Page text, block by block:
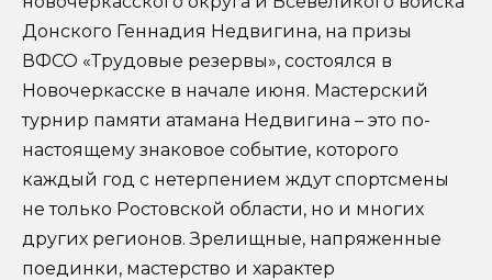
Донского Геннадия Недвигина, на призы
ВФСО «Трудовые резервы», состоялся в
Новочеркасске в начале июня. Мастерский
турнир памяти атамана Недвигина – это по-
настоящему знаковое событие, которого
каждый год с нетерпением ждут спортсмены
не только Ростовской области, но и многих
других регионов. Зрелищные, напряженные
поединки, мастерство и характер